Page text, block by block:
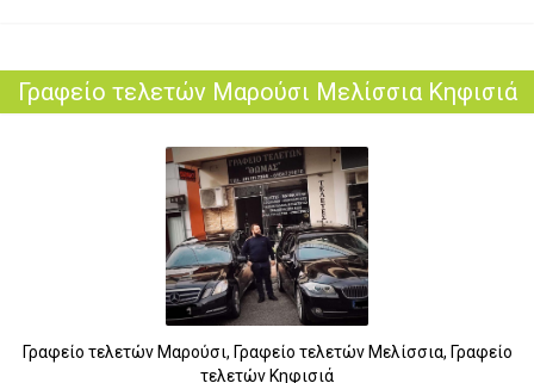
Γραφείο τελετών Μαρούσι Μελίσσια Κηφισιά
Γραφείο τελετών Μαρούσι, Γραφείο τελετών Μελίσσια, Γραφείο
τελετών Κηφισιά